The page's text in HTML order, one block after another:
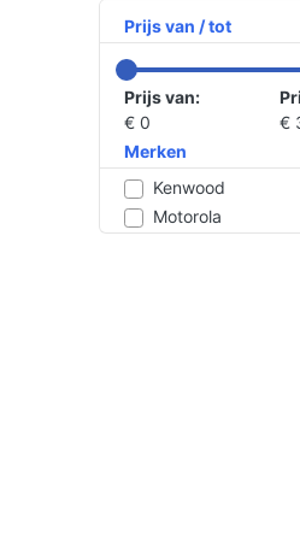
Prijs van / tot
Prijs van:
€ 0
€
Merken
Kenwood
Motorola